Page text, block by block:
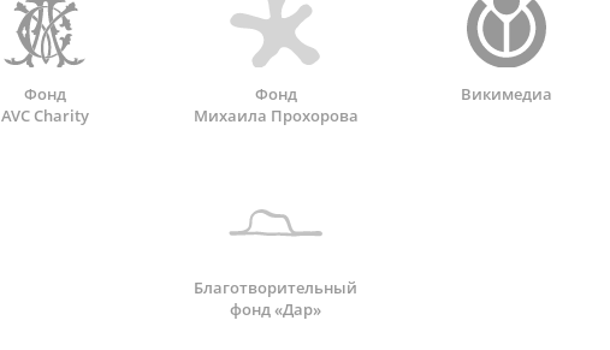
Фонд
AVC Charity
Фонд
Михаила Прохорова
Викимедиа
Благотворительный
фонд «Дар»